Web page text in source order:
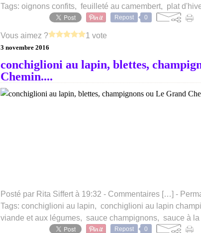
Tags: oignons confits, feuilleté au camembert, plat
Repost 0
Vous aimez ? 1 vote
3 novembre 2016
conchiglioni au lapin, blettes,
Chemin....
Posté par Rita Siffert à 19:32 - Commentaires […] -
Tags: conchiglioni au lapin, conchiglioni au lapin
viande et aux légumes, sauce champignons, sauce à la
Repost 0